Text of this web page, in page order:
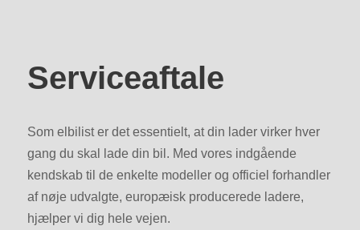
Serviceaftale
Som elbilist er det essentielt, at din lader virker hver
gang du skal lade din bil. Med vores indgående
kendskab til de enkelte modeller og officiel forhandler
af nøje udvalgte, europæisk producerede ladere,
hjælper vi dig hele vejen.